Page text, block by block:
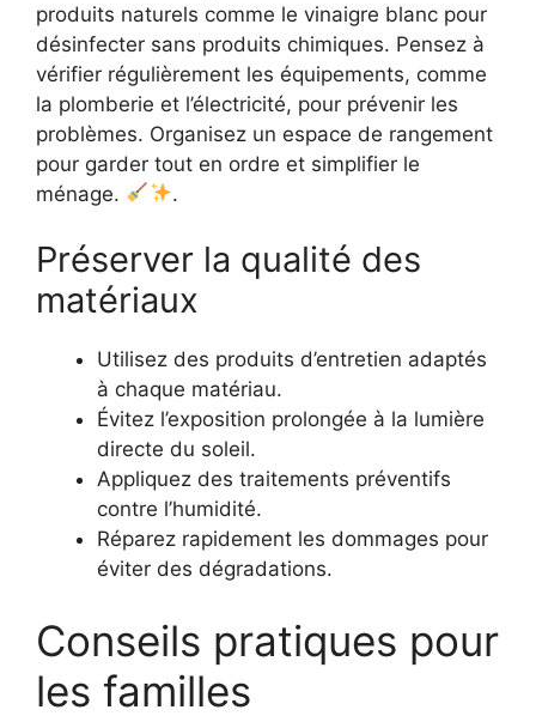
produits naturels comme le vinaigre blanc pour
désinfecter sans produits chimiques. Pensez à
vérifier régulièrement les équipements, comme
la plomberie et l’électricité, pour prévenir les
problèmes. Organisez un espace de rangement
pour garder tout en ordre et simplifier le
ménage.
.
Préserver la qualité des
matériaux
Utilisez des produits d’entretien adaptés
à chaque matériau.
Évitez l’exposition prolongée à la lumière
directe du soleil.
Appliquez des traitements préventifs
contre l’humidité.
Réparez rapidement les dommages pour
éviter des dégradations.
Conseils pratiques pour
les familles